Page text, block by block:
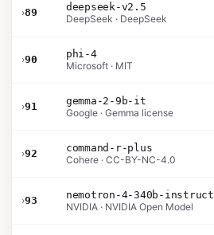
›89
deepseek-v2.5
DeepSeek · DeepSeek
›90
phi-4
Microsoft · MIT
›91
gemma-2-9b-it
Google · Gemma license
›92
command-r-plus
Cohere · CC-BY-NC-4.0
›93
nemotron-4-340b-instruct
NVIDIA · NVIDIA Open Model